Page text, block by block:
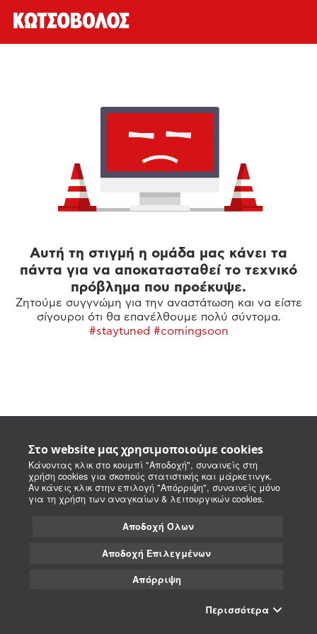
Στο website μας χρησιμοποιούμε cookies
Κάνοντας κλικ στο κουμπί "Αποδοχή", συναινείς στη
χρήση cookies για σκοπούς στατιστικής και μάρκετινγκ.
Αν κάνεις κλικ στην επιλογή "Απόρριψη", συναινείς μόνο
για τη χρήση των αναγκαίων & λειτουργικών cookies.
Αποδοχή Όλων
Αποδοχή Επιλεγμένων
Απόρριψη
Περισσότερα
Αυτή τη στιγμή η ομάδα μας κάνει τα
πάντα για να αποκατασταθεί το τεχνικό
πρόβλημα που προέκυψε.
Ζητούμε συγγνώμη για την αναστάτωση και να είστε
σίγουροι ότι θα επανέλθουμε πολύ σύντομα.
#staytuned #comingsoon